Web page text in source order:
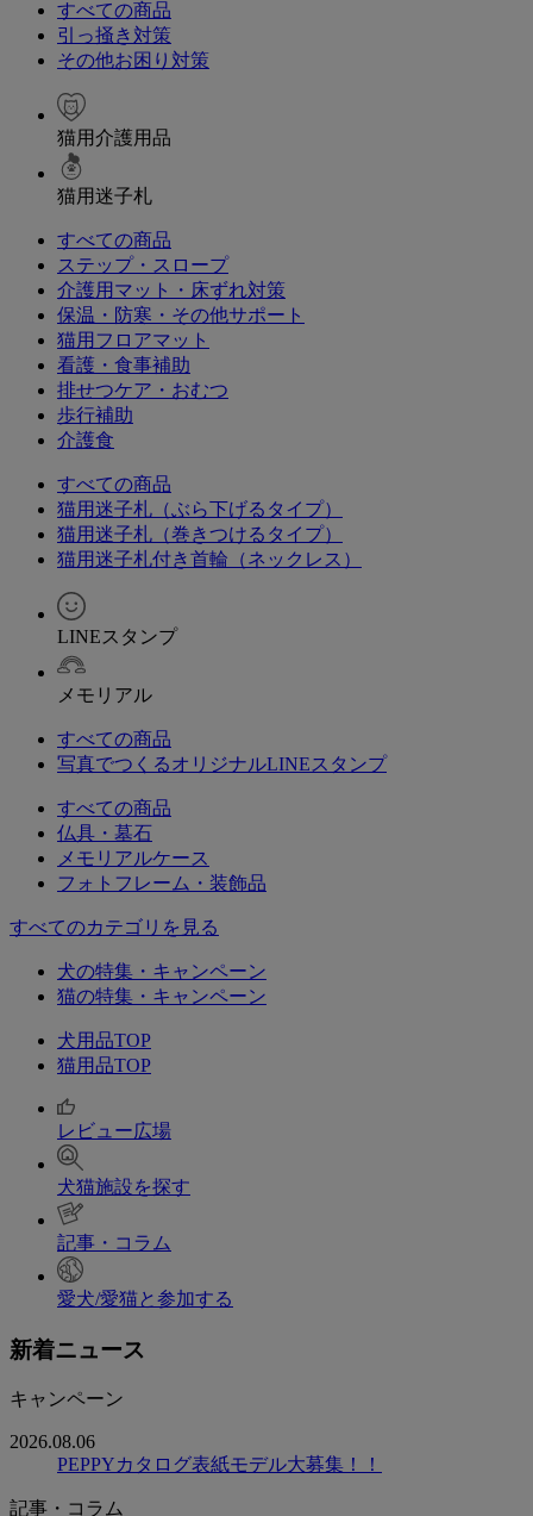
すべての商品
引っ掻き対策
その他お困り対策
猫用介護用品
猫用迷子札
すべての商品
ステップ・スロープ
介護用マット・床ずれ対策
保温・防寒・その他サポート
猫用フロアマット
看護・食事補助
排せつケア・おむつ
歩行補助
介護食
すべての商品
猫用迷子札（ぶら下げるタイプ）
猫用迷子札（巻きつけるタイプ）
猫用迷子札付き首輪（ネックレス）
LINEスタンプ
メモリアル
すべての商品
写真でつくるオリジナルLINEスタンプ
すべての商品
仏具・墓石
メモリアルケース
フォトフレーム・装飾品
すべてのカテゴリを見る
犬の特集・キャンペーン
猫の特集・キャンペーン
犬用品TOP
猫用品TOP
レビュー広場
犬猫施設を探す
記事・コラム
愛犬/愛猫と参加する
新着ニュース
キャンペーン
2026.08.06
PEPPYカタログ表紙モデル大募集！！
記事・コラム